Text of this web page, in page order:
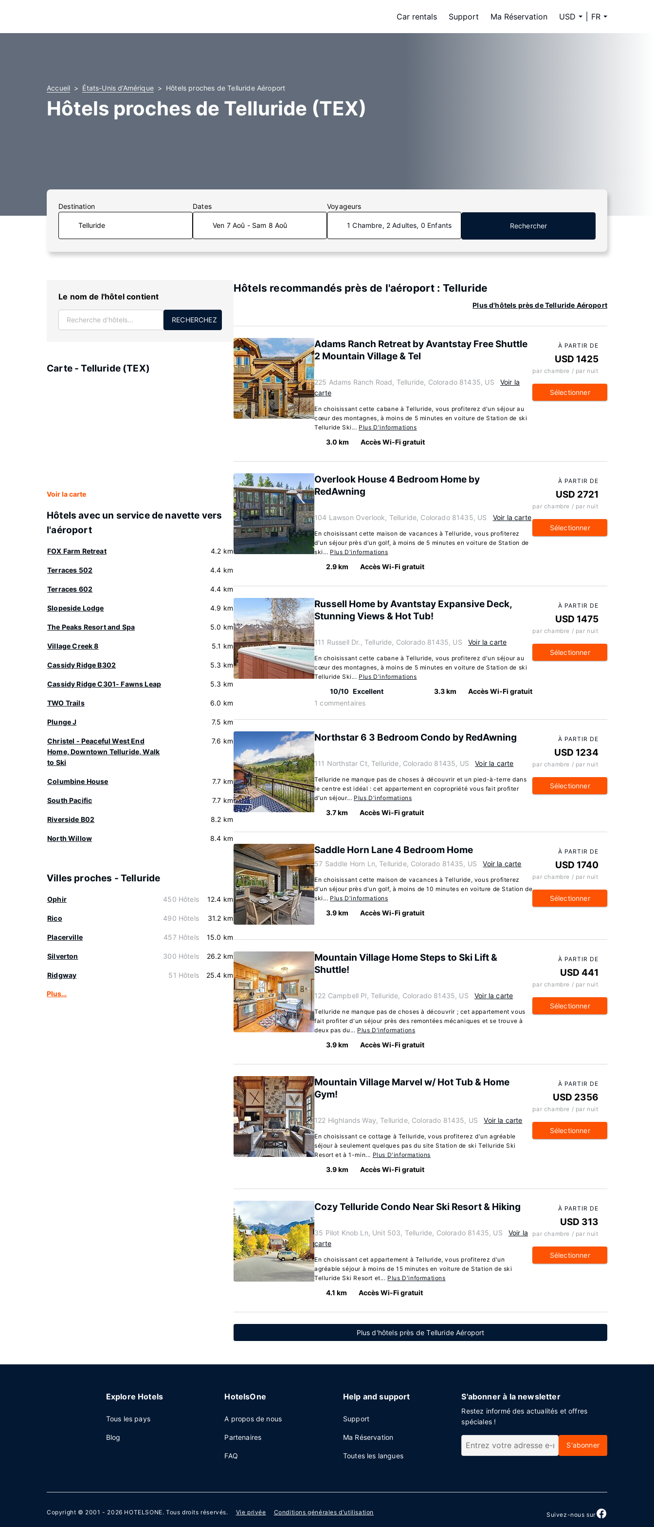
Car rentals Support Ma Réservation USD FR
Accueil États-Unis d’Amérique Hôtels proches de Telluride Aéroport
Hôtels proches de Telluride (TEX)
Destination Dates
Ven 7 Aoû - Sam 8 Aoû
Voyageurs
1 Chambre, 2 Adultes, 0 Enfants Rechercher
Le nom de l'hôtel contient
RECHERCHEZ
Carte - Telluride (TEX)
Voir la carte
Hôtels avec un service de navette vers
l'aéroport
FOX Farm Retreat 4.2 km
Terraces 502 4.4 km
Terraces 602 4.4 km
Slopeside Lodge 4.9 km
The Peaks Resort and Spa 5.0 km
Village Creek 8 5.1 km
Cassidy Ridge B302 5.3 km
Cassidy Ridge C301- Fawns Leap 5.3 km
TWO Trails 6.0 km
Plunge J 7.5 km
Christel - Peaceful West End
Home, Downtown Telluride, Walk
to Ski
7.6 km
Columbine House 7.7 km
South Pacific 7.7 km
Riverside B02 8.2 km
North Willow 8.4 km
Villes proches - Telluride
Ophir 450 Hôtels 12.4 km
Rico 490 Hôtels 31.2 km
Placerville 457 Hôtels 15.0 km
Silverton 300 Hôtels 26.2 km
Ridgway 51 Hôtels 25.4 km
Plus…
Hôtels recommandés près de l'aéroport : Telluride
Plus d'hôtels près de Telluride Aéroport
Adams Ranch Retreat by Avantstay Free Shuttle
2 Mountain Village & Tel
225 Adams Ranch Road, Telluride, Colorado 81435, US
Voir la
carte
En choisissant cette cabane à Telluride, vous profiterez d'un séjour au
cœur des montagnes, à moins de 5 minutes en voiture de Station de ski
Telluride Ski... Plus D'informations
3.0 km Accès Wi-Fi gratuit
À PARTIR DE
USD 1425
par chambre / par nuit
Sélectionner
Overlook House 4 Bedroom Home by
RedAwning
104 Lawson Overlook, Telluride, Colorado 81435, US Voir la carte
En choisissant cette maison de vacances à Telluride, vous profiterez
d'un séjour près d'un golf, à moins de 5 minutes en voiture de Station de
ski... Plus D'informations
2.9 km Accès Wi-Fi gratuit
À PARTIR DE
USD 2721
par chambre / par nuit
Sélectionner
Russell Home by Avantstay Expansive Deck,
Stunning Views & Hot Tub!
111 Russell Dr., Telluride, Colorado 81435, US Voir la carte
En choisissant cette cabane à Telluride, vous profiterez d'un séjour au
cœur des montagnes, à moins de 5 minutes en voiture de Station de ski
Telluride Ski... Plus D'informations
10/10 Excellent
1 commentaires
3.3 km Accès Wi-Fi gratuit
À PARTIR DE
USD 1475
par chambre / par nuit
Sélectionner
Northstar 6 3 Bedroom Condo by RedAwning
111 Northstar Ct, Telluride, Colorado 81435, US Voir la carte
Telluride ne manque pas de choses à découvrir et un pied-à-terre dans
le centre est idéal : cet appartement en copropriété vous fait profiter
d'un séjour... Plus D'informations
3.7 km Accès Wi-Fi gratuit
À PARTIR DE
USD 1234
par chambre / par nuit
Sélectionner
Saddle Horn Lane 4 Bedroom Home
57 Saddle Horn Ln, Telluride, Colorado 81435, US Voir la carte
En choisissant cette maison de vacances à Telluride, vous profiterez
d'un séjour près d'un golf, à moins de 10 minutes en voiture de Station de
ski... Plus D'informations
3.9 km Accès Wi-Fi gratuit
À PARTIR DE
USD 1740
par chambre / par nuit
Sélectionner
Mountain Village Home Steps to Ski Lift &
Shuttle!
122 Campbell Pl, Telluride, Colorado 81435, US Voir la carte
Telluride ne manque pas de choses à découvrir ; cet appartement vous
fait profiter d'un séjour près des remontées mécaniques et se trouve à
deux pas du... Plus D'informations
3.9 km Accès Wi-Fi gratuit
À PARTIR DE
USD 441
par chambre / par nuit
Sélectionner
Mountain Village Marvel w/ Hot Tub & Home
Gym!
122 Highlands Way, Telluride, Colorado 81435, US Voir la carte
En choisissant ce cottage à Telluride, vous profiterez d'un agréable
séjour à seulement quelques pas du site Station de ski Telluride Ski
Resort et à 1-min... Plus D'informations
3.9 km Accès Wi-Fi gratuit
À PARTIR DE
USD 2356
par chambre / par nuit
Sélectionner
Cozy Telluride Condo Near Ski Resort & Hiking
35 Pilot Knob Ln, Unit 503, Telluride, Colorado 81435, US
Voir la
carte
En choisissant cet appartement à Telluride, vous profiterez d'un
agréable séjour à moins de 15 minutes en voiture de Station de ski
Telluride Ski Resort et... Plus D'informations
4.1 km Accès Wi-Fi gratuit
À PARTIR DE
USD 313
par chambre / par nuit
Sélectionner
Plus d'hôtels près de Telluride Aéroport
Explore Hotels
Tous les pays
Blog
HotelsOne
A propos de nous
Partenaires
FAQ
Help and support
Support
Ma Réservation
Toutes les langues
S'abonner à la newsletter
Restez informé des actualités et offres
spéciales !
S'abonner
Copyright © 2001 - 2026 HOTELSONE. Tous droits réservés. Vie privée Conditions générales d'utilisation Suivez-nous sur